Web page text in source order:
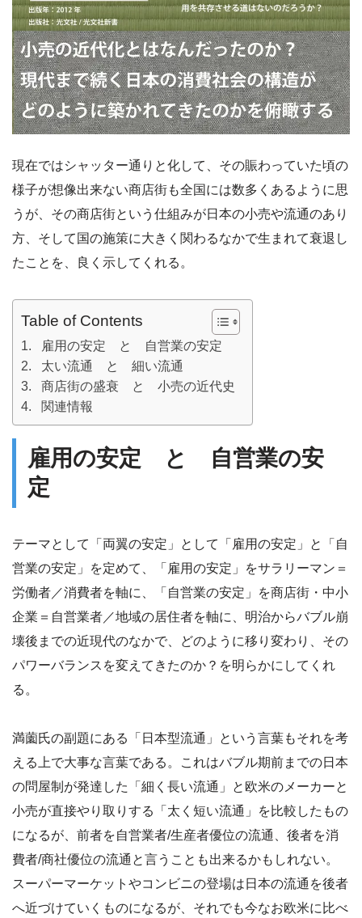
現在ではシャッター通りと化して、その賑わっていた頃の
様子が想像出来ない商店街も全国には数多くあるように思
うが、その商店街という仕組みが日本の小売や流通のあり
方、そして国の施策に大きく関わるなかで生まれて衰退し
たことを、良く示してくれる。
Table of Contents
雇用の安定 と 自営業の安定
太い流通 と 細い流通
商店街の盛衰 と 小売の近代史
関連情報
雇用の安定 と 自営業の安
定
テーマとして「両翼の安定」として「雇用の安定」と「自
営業の安定」を定めて、「雇用の安定」をサラリーマン＝
労働者／消費者を軸に、「自営業の安定」を商店街・中小
企業＝自営業者／地域の居住者を軸に、明治からバブル崩
壊後までの近現代のなかで、どのように移り変わり、その
パワーバランスを変えてきたのか？を明らかにしてくれ
る。
満薗氏の副題にある「日本型流通」という言葉もそれを考
える上で大事な言葉である。これはバブル期前までの日本
の問屋制が発達した「細く長い流通」と欧米のメーカーと
小売が直接やり取りする「太く短い流通」を比較したもの
になるが、前者を自営業者/生産者優位の流通、後者を消
費者/商社優位の流通と言うことも出来るかもしれない。
スーパーマーケットやコンビニの登場は日本の流通を後者
へ近づけていくものになるが、それでも今なお欧米に比べ